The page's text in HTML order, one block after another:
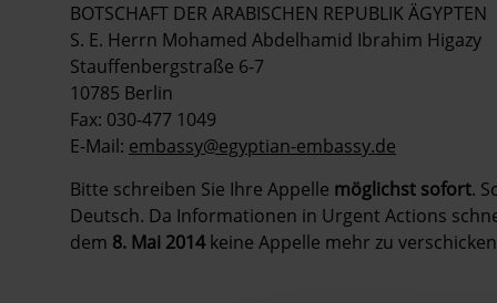
BOTSCHAFT DER ARABISCHEN REPUBLIK ÄGYPTEN
S. E. Herrn Mohamed Abdelhamid Ibrahim Higazy
Stauffenbergstraße 6-7
10785 Berlin
Fax: 030-477 1049
E-Mail: embassy@egyptian-embassy.de
Bitte schreiben Sie Ihre Appelle möglichst sofort.
Deutsch. Da Informationen in Urgent Actions
dem 8. Mai 2014keine Appelle mehr zu